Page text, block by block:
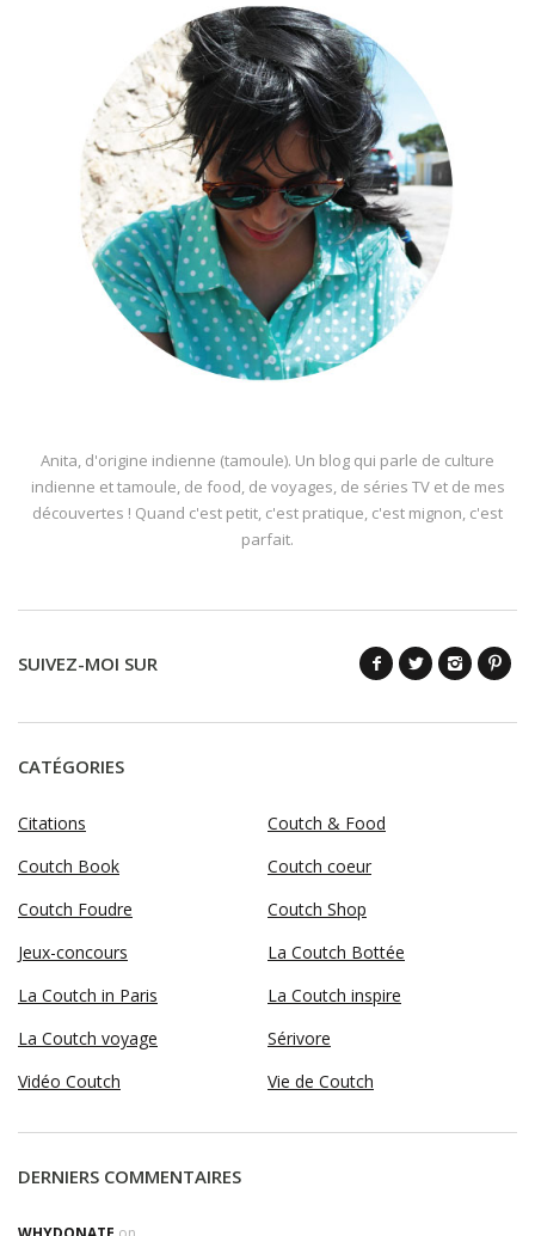
Anita, d'origine indienne (tamoule). Un blog qui parle de culture
indienne et tamoule, de food, de voyages, de séries TV et de mes
découvertes ! Quand c'est petit, c'est pratique, c'est mignon, c'est
parfait.
SUIVEZ-MOI SUR
CATÉGORIES
Citations
Coutch & Food
Coutch Book
Coutch coeur
Coutch Foudre
Coutch Shop
Jeux-concours
La Coutch Bottée
La Coutch in Paris
La Coutch inspire
La Coutch voyage
Sérivore
Vidéo Coutch
Vie de Coutch
DERNIERS COMMENTAIRES